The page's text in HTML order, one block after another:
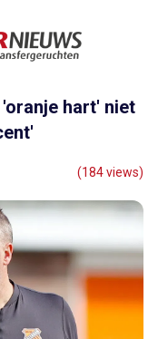
hart' niet
(184 views)